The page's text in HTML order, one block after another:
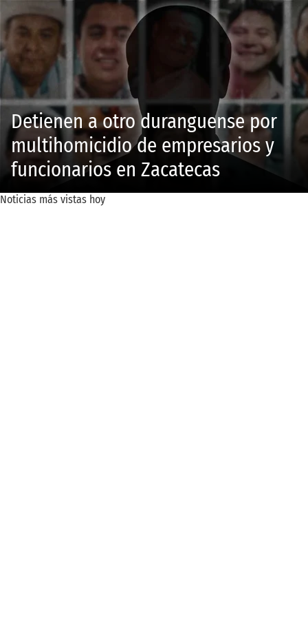
Detienen a otro duranguense por
multihomicidio de empresarios y
funcionarios en Zacatecas
Noticias más vistas hoy